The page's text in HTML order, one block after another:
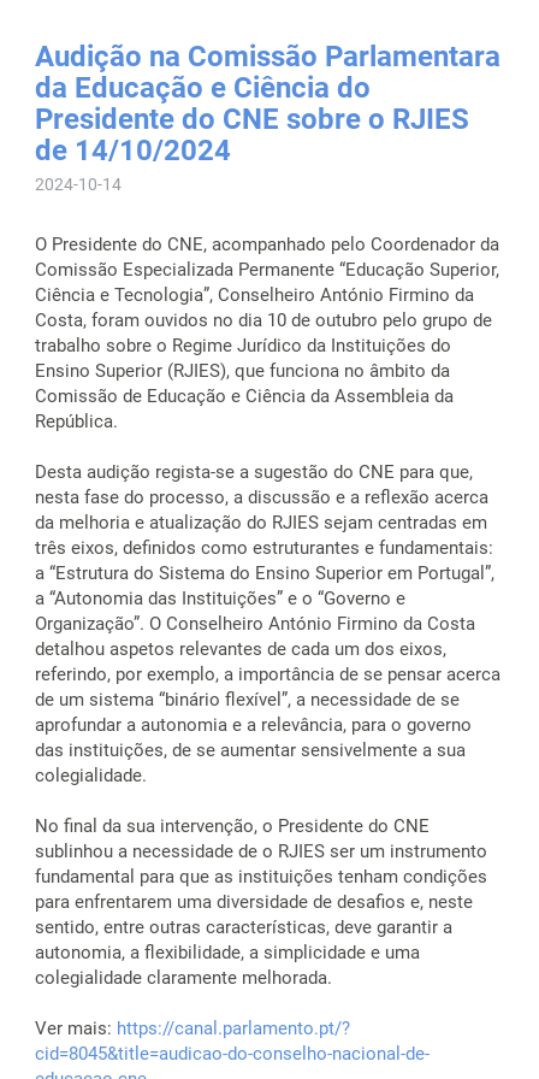
Audição na Comissão Parlamentara
da Educação e Ciência do
Presidente do CNE sobre o RJIES
de 14/10/2024
2024-10-14
O Presidente do CNE, acompanhado pelo Coordenador da
Comissão Especializada Permanente “Educação Superior,
Ciência e Tecnologia”, Conselheiro António Firmino da
Costa, foram ouvidos no dia 10 de outubro pelo grupo de
trabalho sobre o Regime Jurídico da Instituições do
Ensino Superior (RJIES), que funciona no âmbito da
Comissão de Educação e Ciência da Assembleia da
República.
Desta audição regista-se a sugestão do CNE para que,
nesta fase do processo, a discussão e a reflexão acerca
da melhoria e atualização do RJIES sejam centradas em
três eixos, definidos como estruturantes e fundamentais:
a “Estrutura do Sistema do Ensino Superior em Portugal”,
a “Autonomia das Instituições” e o “Governo e
Organização”. O Conselheiro António Firmino da Costa
detalhou aspetos relevantes de cada um dos eixos,
referindo, por exemplo, a importância de se pensar acerca
de um sistema “binário flexível”, a necessidade de se
aprofundar a autonomia e a relevância, para o governo
das instituições, de se aumentar sensivelmente a sua
colegialidade.
No final da sua intervenção, o Presidente do CNE
sublinhou a necessidade de o RJIES ser um instrumento
fundamental para que as instituições tenham condições
para enfrentarem uma diversidade de desafios e, neste
sentido, entre outras características, deve garantir a
autonomia, a flexibilidade, a simplicidade e uma
colegialidade claramente melhorada.
Ver mais: https://canal.parlamento.pt/?
cid=8045&title=audicao-do-conselho-nacional-de-